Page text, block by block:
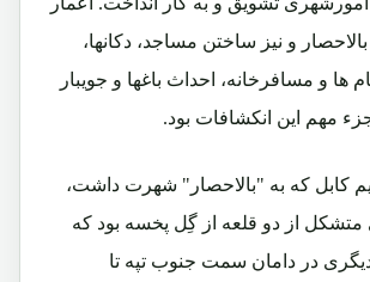
و نیز ساختن مساجد، دکانها،
ها و مسافرخانه، احداث باغها و جویبار
مهم این انکشافات بود.
کابل که به "بالاحصار" شهرت داشت،
متشکل از دو قلعه از گِل پخسه بود که
دیگری در دامان سمت جنوب تپه تا